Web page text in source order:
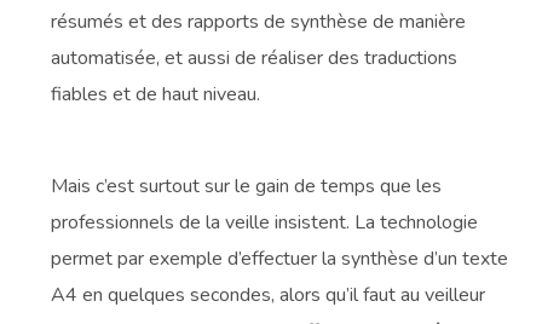
résumés et des rapports de synthèse de manière
automatisée, et aussi de réaliser des traductions
fiables et de haut niveau.
Mais c’est surtout sur le gain de temps que les
professionnels de la veille insistent. La technologie
permet par exemple d’effectuer la synthèse d’un texte
A4 en quelques secondes, alors qu’il faut au veilleur